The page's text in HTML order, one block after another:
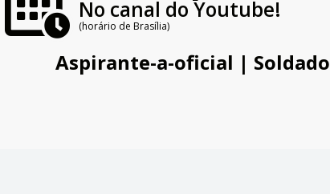
No canal do Youtube!
(horário de Brasília)
Aspirante-a-oficial | Soldado